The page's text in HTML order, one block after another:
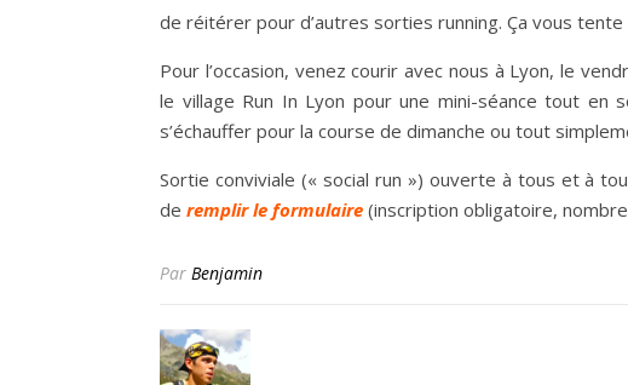
de réitérer pour d’autres sorties running. Ça vous tente
Pour l’occasion, venez courir avec nous à Lyon, le
le village Run In Lyon pour une mini-séance tout en
s’échauffer pour la course de dimanche ou tout
Sortie conviviale (« social run ») ouverte à tous et à
de remplir le formulaire (inscription obligatoire,
Par Benjamin